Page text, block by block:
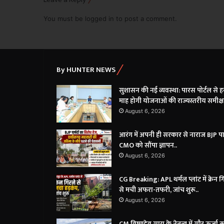
You must be logged in to post a comment.
By HUNTER NEWS
सुशासन की नई व्यवस्था: पारस पोर्टल से
माह होगी योजनाओं की राज्यस्तरीय
August 6, 2026
आरंग में अपनी ही सरकार से नाराज BJP
CMO को सौंपा ज्ञापन..
August 6, 2026
CG Breaking: APL थर्मल प्लांट में क्रेन
से मची अफरा-तफरी, जांच शुरू..
August 6, 2026